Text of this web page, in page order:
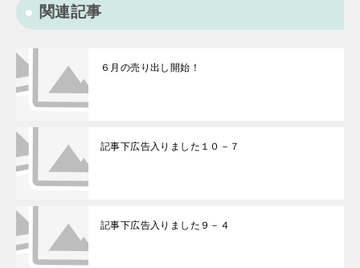
関連記事
６月の売り出し開始！
記事下広告入りました１０－７
記事下広告入りました９－４